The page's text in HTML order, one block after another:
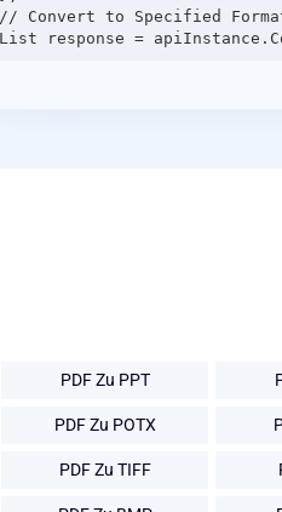
// Convert to Specified
PDF Zu PPT
PDF Zu POTX
PDF Zu TIFF